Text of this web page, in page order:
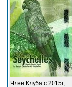
Член Клуба с 2015г,